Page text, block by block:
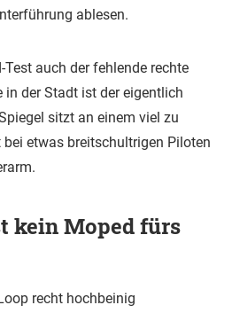
ablesen.
auch der fehlende rechte
in der Stadt ist der eigentlich
sitzt an einem viel zu
bei etwas breitschultrigen Piloten
kein Moped fürs
recht hochbeinig